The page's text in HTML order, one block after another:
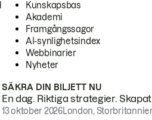
Kunskapsbas
Akademi
Framgångssagor
AI-synlighetsindex
Webbinarier
Nyheter
SÄKRA DIN BILJETT NU
En dag. Riktiga strategier.
13 oktober 2026London,